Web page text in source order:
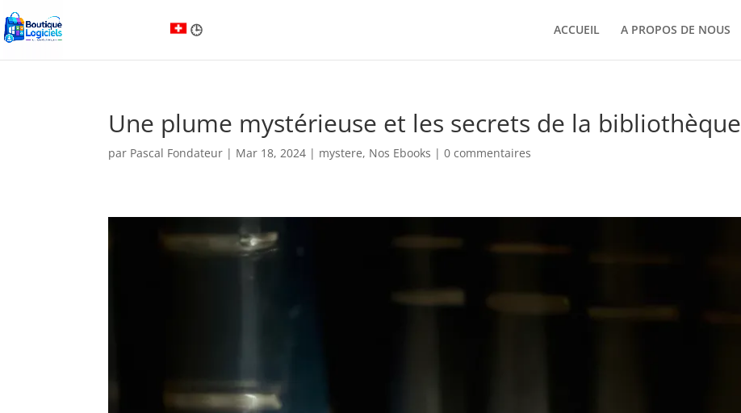
ACCUEIL A PROPOS DE NOUS
Une plume mystérieuse et les secrets de la bibliothèque
par Pascal Fondateur | Mar 18, 2024 | mystere, Nos Ebooks |0 commentaires